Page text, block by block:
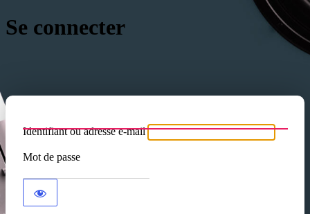
Se connecter
Identifiant ou adresse e-mail
Mot de passe